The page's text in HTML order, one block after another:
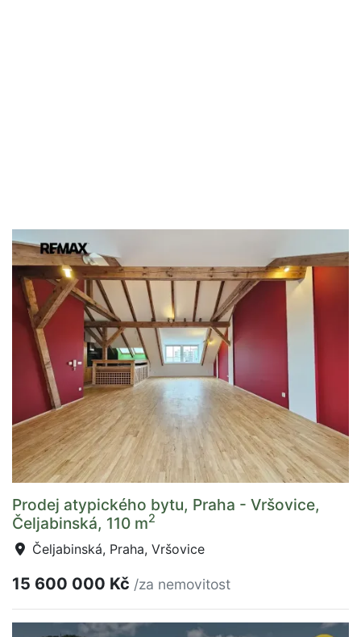
Prodej atypického bytu, Praha - Vršovice,
Čeljabinská, 110 m2
Čeljabinská, Praha, Vršovice
15 600 000 Kč /za nemovitost